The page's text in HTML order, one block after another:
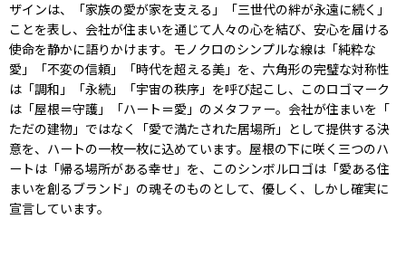
ザインは、「家族の愛が家を支える」「三世代の絆が永遠に続く」
ことを表し、会社が住まいを通じて人々の心を結び、安心を届ける
使命を静かに語りかけます。モノクロのシンプルな線は「純粋な
愛」「不変の信頼」「時代を超える美」を、六角形の完璧な対称性
は「調和」「永続」「宇宙の秩序」を呼び起こし、このロゴマーク
は「屋根＝守護」「ハート＝愛」のメタファー。会社が住まいを「
ただの建物」ではなく「愛で満たされた居場所」として提供する決
意を、ハートの一枚一枚に込めています。屋根の下に咲く三つのハ
ートは「帰る場所がある幸せ」を、このシンボルロゴは「愛ある住
まいを創るブランド」の魂そのものとして、優しく、しかし確実に
宣言しています。